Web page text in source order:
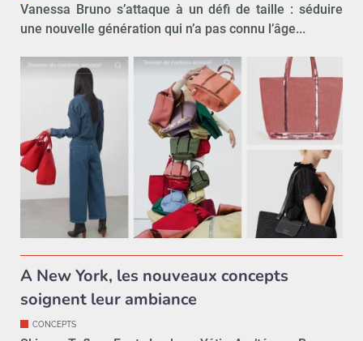
Vanessa Bruno s’attaque à un défi de taille : séduire
une nouvelle génération qui n’a pas connu l’âge...
A New York, les nouveaux concepts
soignent leur ambiance
CONCEPTS